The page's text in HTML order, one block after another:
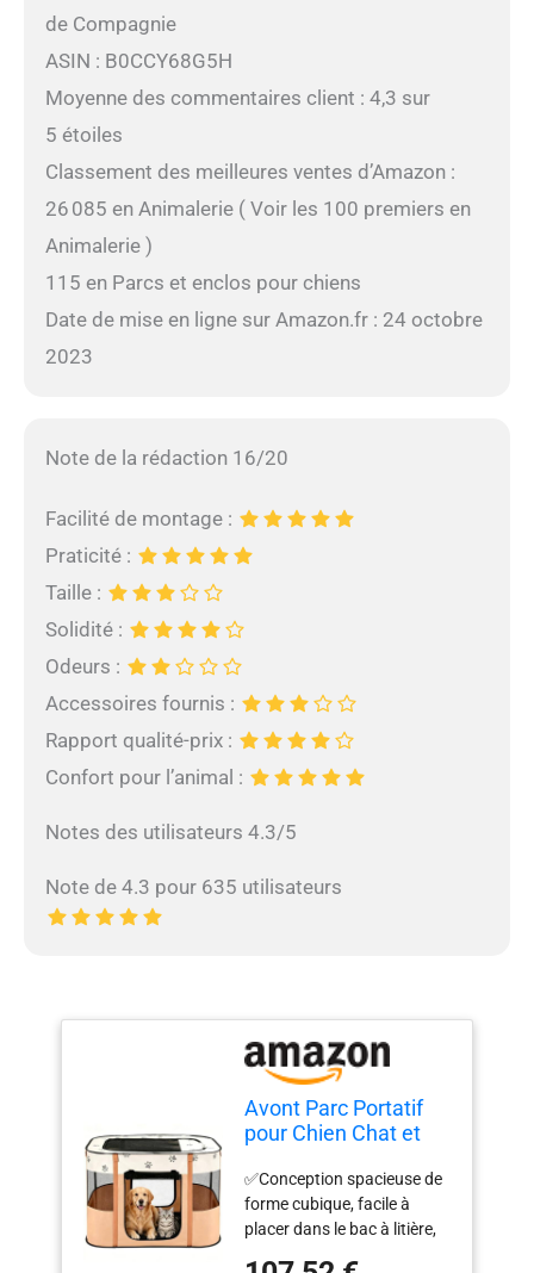
de Compagnie
ASIN : B0CCY68G5H
Moyenne des commentaires client : 4,3 sur
5 étoiles
Classement des meilleures ventes d’Amazon :
26 085 en Animalerie ( Voir les 100 premiers en
Animalerie )
115 en Parcs et enclos pour chiens
Date de mise en ligne sur Amazon.fr : 24 octobre
2023
Note de la rédaction 16/20
Facilité de montage :
Praticité :
Taille :
Solidité :
Odeurs :
Accessoires fournis :
Rapport qualité-prix :
Confort pour l’animal :
Notes des utilisateurs 4.3/5
Note de 4.3 pour 635 utilisateurs
Avont Parc Portatif
pour Chien Chat et
Enclos Pliable à
Animal de
Compagnie en Tissu
Oxford Souple à la
✅Conception spacieuse de
forme cubique, facile à
placer dans le bac à litière,